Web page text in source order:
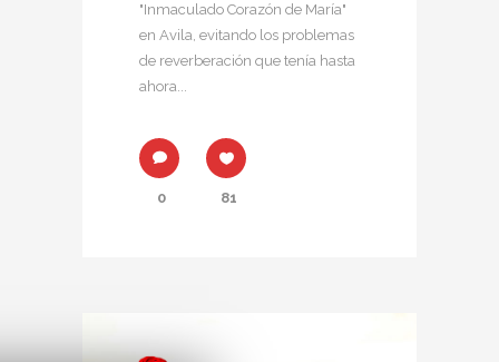
"Inmaculado Corazón de María"
en Avila, evitando los problemas
de reverberación que tenía hasta
ahora...
0 81